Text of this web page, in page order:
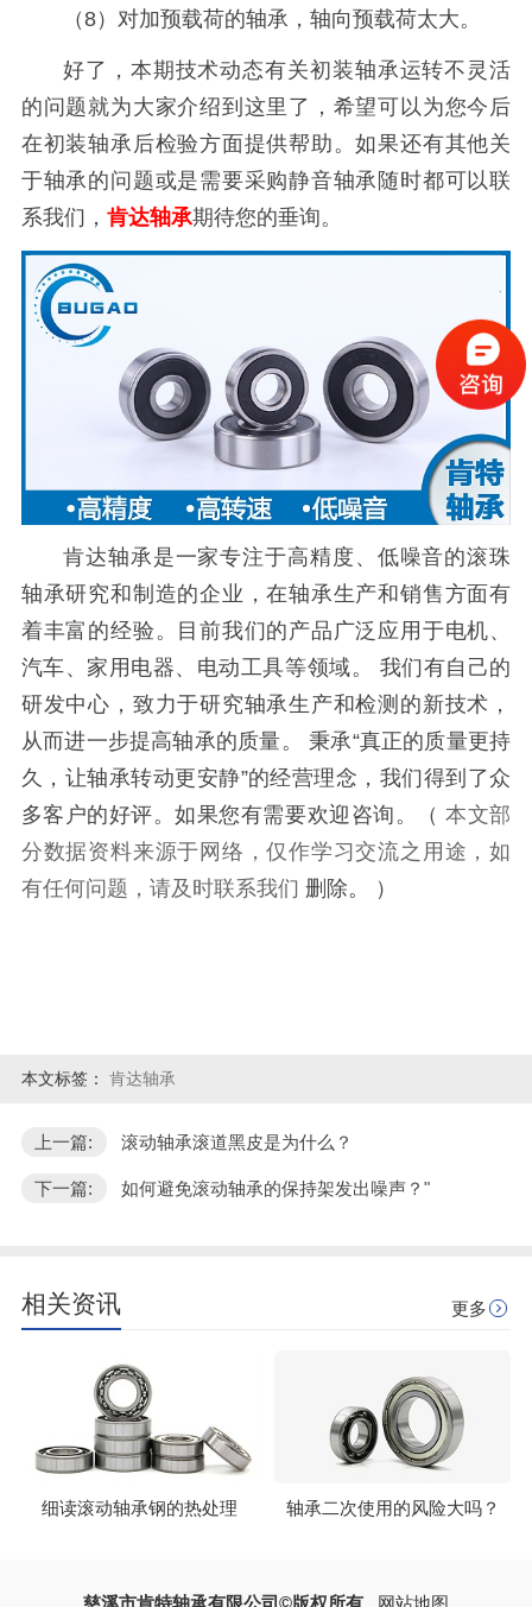
（8）对加预载荷的轴承，轴向预载荷太大。
好了，本期技术动态有关初装轴承运转不灵活
的问题就为大家介绍到这里了，希望可以为您今后
在初装轴承后检验方面提供帮助。如果还有其他关
于轴承的问题或是需要采购静音轴承随时都可以联
系我们， 肯达轴承期待您的垂询。
肯达轴承是一家专注于高精度、低噪音的滚珠
轴承研究和制造的企业，在轴承生产和销售方面有
着丰富的经验。 目前我们的产品广泛应用于电机、
汽车、家用电器、电动工具等领域。
我们有自己的
研发中心，致力于研究轴承生产和检测的新技术，
从而进一步提高轴承的质量。
秉承“真正的质量更持
久，让轴承转动更安静”的经营理念，我们得到了众
多客户的好评。如果您有需要欢迎咨询。
（ 本文部
分数据资料来源于网络，仅作学习交流之用途，如
有任何问题，请及时联系我们 删除。 ）
本文标签： 肯达轴承
上一篇: 滚动轴承滚道黑皮是为什么？
下一篇: 如何避免滚动轴承的保持架发出噪声？"
相关资讯 更多
细读滚动轴承钢的热处理 轴承二次使用的风险大吗？
慈溪市肯特轴承有限公司©版权所有 网站地图